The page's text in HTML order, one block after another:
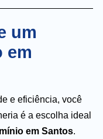
um
em
e eficiência, você
é a escolha ideal
em Santos.